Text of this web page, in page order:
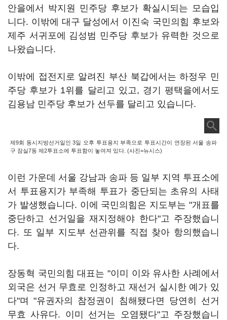
안을에서 박지원 민주당 후보가 확실시되는 모습입
니다. 이밖에 대구 달성에서 이진숙 국민의힘 후보와
제주 서귀포에 김성범 민주당 후보가 유력한 것으로
나왔습니다.
이밖에 접전지로 알려진 부산 북갑에서는 하정우 민
주당 후보가 1위를 달리고 있고, 경기 평택을에서도
김용남 민주당 후보가 선두를 달리고 있습니다.
제9회 동시지방선거일인 3일 오후 투표용지 부족으로 투표시간이 연장된 서울 송파
구 잠실7동 제2투표소에 투표함이 놓여져 있다. (사진=뉴시스)
이런 가운데 서울 강남과 송파 등 일부 지역 투표소에
서 투표용지가 부족해 투표가 중단되는 초유의 사태
가 발생했습니다. 이에 국민의힘은 지도부는 "개표를
중단하고 선거일을 재지정해야 한다"고 주장했습니
다. 또 일부 지도부 선관위를 직접 찾아 항의했습니
다.
장동혁 국민의힘 대표는 "이미 이와 유사한 사례에서
외국은 선거 무효로 인정하고 재선거 실시한 예가 있
다"며 "유권자의 참정권이 침해됐다면 당연히 선거
무효 사유다. 이미 선거는 오염됐다"고 주장했습니